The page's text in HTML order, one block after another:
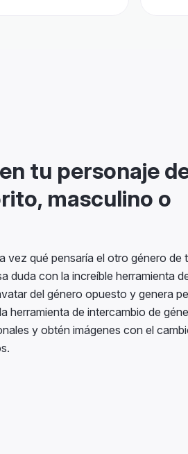
tu personaje de
masculino o
duda con la increíble herramienta de
del género opuesto y genera
herramienta de intercambio de
y obtén imágenes con el